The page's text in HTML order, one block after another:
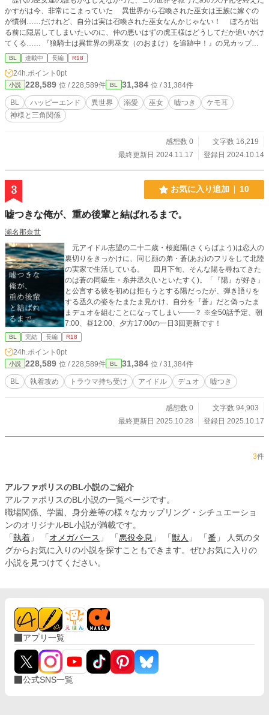
かすがは今、非常にこまっていた 異世界から召喚された巫女は王族に嫁ぐの
が慣例……だけれど、自分は実は召喚された巫女なんかじゃない！ ぼろが出
る前に隠居してしまいたいのに、仲の悪いはずの虎王様はどうしてだか追いかけ
てくる…… 『狼騎士は異世界の男巫女（のおまけ）を追跡中！』の兄カップル
のお話し
BL 連載中 長編 R18
24h.ポイント 0pt
小説 228,589 位 / 228,589件 BL 31,384 位 / 31,384件
BL ハッピーエンド 異世界 溺愛 巫女 嘘つき
ケモ耳
神様と三角関係
感想数 0
文字数 16,219
最終更新日 2024.11.17
登録日 2024.10.14
3 お気に入り追加 10
嘘つきな俺が、重め後輩と結ばれるまで。
瀬名那奈世
元アイドル志望の二十二歳・桜庭陽(さくらばよう)は恋人の
裏切りをきっかけに、同じ顔の弟・蒼(あお)のフリをして北陸
の実家で生活している。 四月下旬、そんな陽を尋ねてきた
のは蒼の同級生・糸井丞久(いといたすく)。「『陽』が好き」
と公言する彼を初めは拒もうとする陽だったが、弾き語りを
する丞久の姿をたまたま見かけ、自分を『蒼』だと偽ったま
まデュオを組むことになってしまい――？ ※全50話予定、朝
7:00、昼12:00、夕方17:00の一日3回更新です！
BL 完結 長編 R18
24h.ポイント 0pt
小説 228,589 位 / 228,589件 BL 31,384 位 / 31,384件
BL 執着攻め トラウマ持ち受け アイドル デュオ 嘘つき
感想数 0
文字数 94,903
最終更新日 2025.10.28
登録日 2025.10.17
3件
アルファポリスのBL小説のご紹介
アルファポリスのBL小説の一覧ページです。
職場関係、学園、身分差等の様々なカップリング・シチュエーショ
ンのオリジナルBL小説が満載です。
「 執着 」 「 オメガバース 」 「 悪役令息 」 「 獣人 」 「 番 」 人気のタ
グからお気に入りの小説を探すこともできます。ぜひお気に入りの
小説を見つけてください。
アプリ一覧
公式SNS一覧